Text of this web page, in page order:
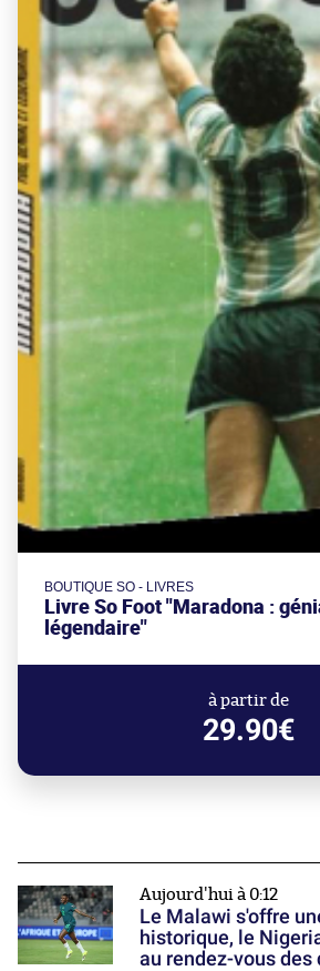
BOUTIQUE SO - LIVRES
Livre So Foot "Maradona :
légendaire"
à partir de
29.90€
Aujourd'hui à 0:12
Le Malawi s'offre
historique, le
au rendez-vous des